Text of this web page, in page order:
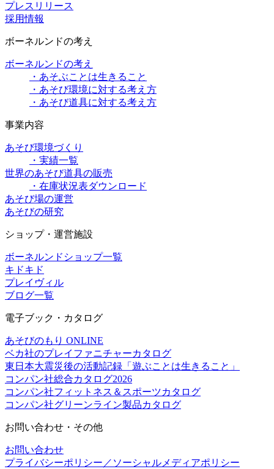
プレスリリース
採用情報
ボーネルンドの考え
ボーネルンドの考え
・あそぶことは生きること
・あそび環境に対する考え方
・あそび道具に対する考え方
事業内容
あそび環境づくり
・実績一覧
世界のあそび道具の販売
・在庫状況表ダウンロード
あそび場の運営
あそびの研究
ショップ・運営施設
ボーネルンドショップ一覧
キドキド
プレイヴィル
ブログ一覧
電子ブック・カタログ
あそびのもり ONLINE
ベカ社のプレイファニチャーカタログ
東日本大震災後の活動記録「遊ぶことは生きること」
コンパン社総合カタログ2026
コンパン社フィットネス＆スポーツカタログ
コンパン社グリーンライン製品カタログ
お問い合わせ・その他
お問い合わせ
プライバシーポリシー／ソーシャルメディアポリシー